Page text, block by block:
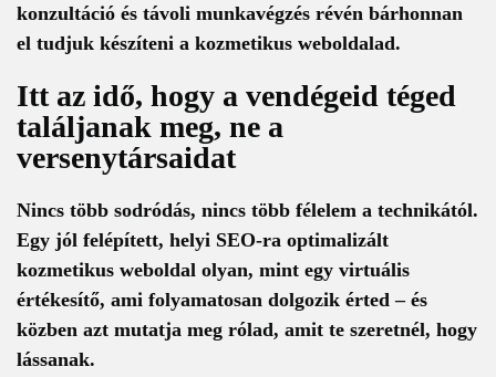
konzultáció és távoli munkavégzés révén bárhonnan
el tudjuk készíteni a kozmetikus weboldalad.
Itt az idő, hogy a vendégeid téged
találjanak meg, ne a
versenytársaidat
Nincs több sodródás, nincs több félelem a technikától.
Egy jól felépített, helyi SEO-ra optimalizált
kozmetikus weboldal olyan, mint egy virtuális
értékesítő, ami folyamatosan dolgozik érted – és
közben azt mutatja meg rólad, amit te szeretnél, hogy
lássanak.